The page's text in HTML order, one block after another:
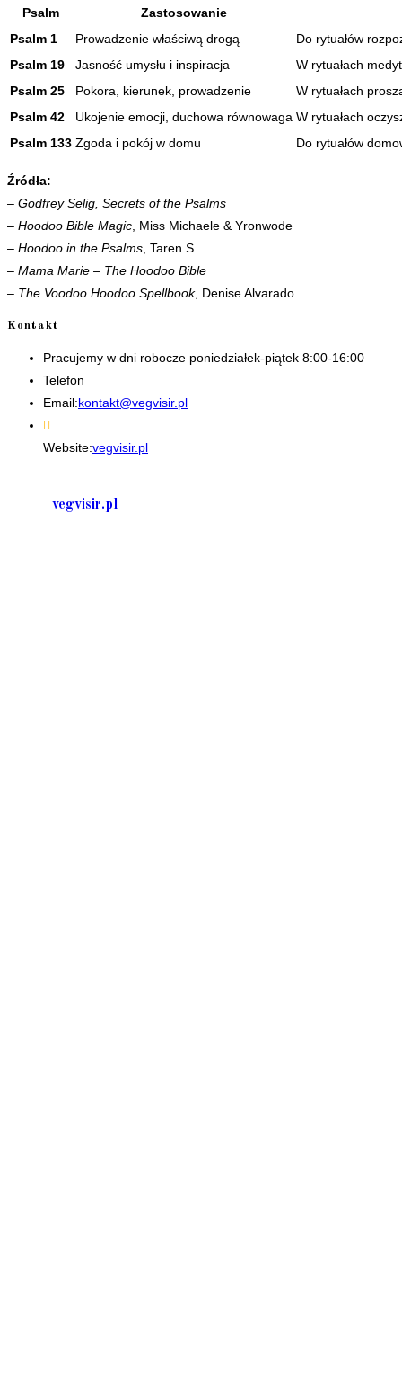
Psalm
Zastosowanie
Psalm 1
Prowadzenie właściwą drogą
Do rytuałów
Psalm 19
Jasność umysłu i inspiracja
W rytuałach
Psalm 25
Pokora, kierunek, prowadzenie
W rytuałach
Psalm 42
Ukojenie emocji, duchowa równowaga W rytuałach
Psalm 133 Zgoda i pokój w domu Do rytuałów
Źródła:
– Godfrey Selig, Secrets of the Psalms
– Hoodoo Bible Magic , Miss Michaele & Yronwode
– Hoodoo in the Psalms , Taren S.
– Mama Marie – The Hoodoo Bible
– The Voodoo Hoodoo Spellbook, Denise Alvarado
Kontakt
Pracujemy w dni robocze poniedziałek-piątek 8:00-16:00
Telefon
Email:kontakt@vegvisir.plOpens
Website:vegvisir.pl
vegvisir.pl